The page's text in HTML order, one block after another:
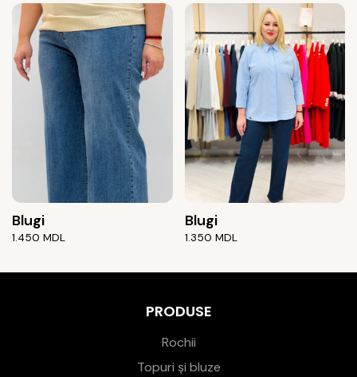
Blugi
1.450 MDL
Blugi
1.350 MDL
PRODUSE
Rochii
Topuri și bluze